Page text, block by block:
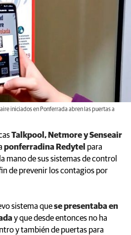
iniciados en Ponferrada abren las puertas a
Talkpool, Netmore y Senseair
ponferradina Redytel para
mano de sus sistemas de control
de prevenir los contagios por
sistema quese presentaba en
y que desde entonces no ha
y también de puertas para